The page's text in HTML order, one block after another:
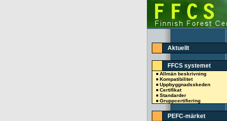
Aktuellt
FFCS systemet
Allmän beskrivning
Kompatibilitet
Uppbyggnadsskeden
Certifikat
Standarder
Gruppcertifiering
PEFC-märket